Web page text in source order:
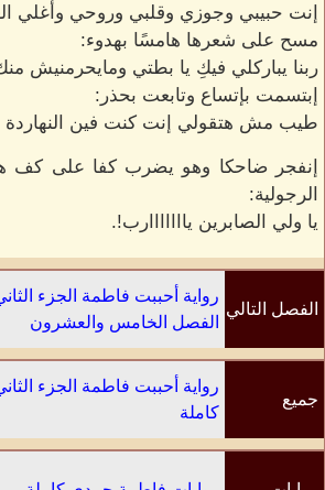
إنت حبيبي وجوزي وقلبي وروحي وأغلي
مسح على شعرها هامسًا بهدوء:
ربنا يباركلي فيكِ يا بطتي ومايحرمنيش
إبتسمت بإتساع وتابعت بحذر:
طيب مش هتقولي إنت كنت فين النهاردة
إنفجر ضاحكا وهو يضرب كفا على كف
الرجولية:
يا ولي الصابرين يااااااارب!.
الفصل التالي
رواية أحببت فاطمة الجزء
الفصل الخامس والعشرون
جميع
رواية أحببت فاطمة الجزء
كاملة